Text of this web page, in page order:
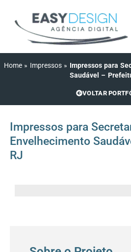
Home » Impressos» Impressos para
Saudável –
VOLTAR
Impressos para
Envelhecimento
RJ